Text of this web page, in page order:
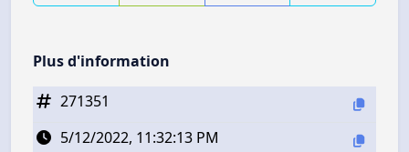
Plus d'information
271351
5/12/2022, 11:32:13 PM